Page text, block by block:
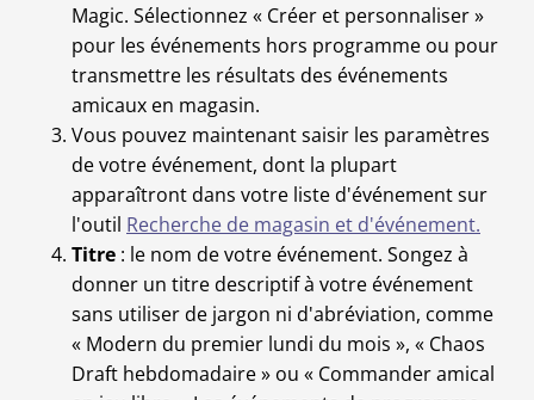
Magic. Sélectionnez « Créer et personnaliser »
pour les événements hors programme ou pour
transmettre les résultats des événements
amicaux en magasin.
Vous pouvez maintenant saisir les paramètres
de votre événement, dont la plupart
apparaîtront dans votre liste d'événement sur
l'outil Recherche de magasin et d'événement.
Titre : le nom de votre événement. Songez à
donner un titre descriptif à votre événement
sans utiliser de jargon ni d'abréviation, comme
« Modern du premier lundi du mois », « Chaos
Draft hebdomadaire » ou « Commander amical